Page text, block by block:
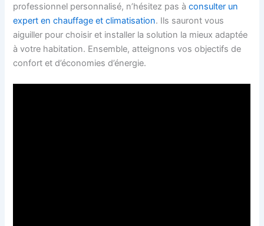
professionnel personnalisé, n’hésitez pas àconsulter un
expert en chauffage et climatisation. Ils sauront vous
aiguiller pour choisir et installer la solution la mieux adaptée
à votre habitation. Ensemble, atteignons vos objectifs de
confort et d’économies d’énergie.